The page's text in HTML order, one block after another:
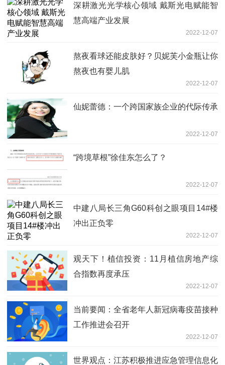
深耕激光光学核心领域 戴斯光电赋能智
慧高端产业发展
2022-12-07
熬夜看球还能皮肤好？贝妮芙小金瓶让你
熬夜也有婴儿肌
2022-12-07
仙妮蕾德：一个跨国家族企业的代际传承
2022-12-07
“跨境草根”徐佳东怎么了？
2022-12-07
中建八局长三角G60科创之眼项目14#楼
冲出正负零
2022-12-07
观天下！植信投资：11月植信房地产综
合指数再度承压
2022-12-07
当前要闻：全省老年人新冠病毒疫苗接种
工作推进会召开
2022-12-07
世界观点：江苏积极推进应急管理信息化